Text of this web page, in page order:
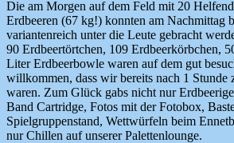
Die am Morgen auf dem Feld mit 20
Erdbeeren (67 kg!) konnten am Nachmittag
variantenreich unter die Leute gebracht
90 Erdbeertörtchen, 109 Erdbeerkörbchen,
Liter Erdbeerbowle waren auf dem gut
willkommen, dass wir bereits nach 1 Stunde
waren. Zum Glück gabs nicht nur
Band Cartridge, Fotos mit der Fotobox,
Spielgruppenstand, Wettwürfeln beim
nur Chillen auf unserer Palettenlounge.